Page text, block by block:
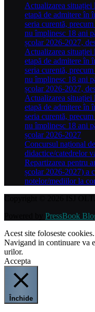
Actualizarea
etapă de admitere în
seria curentă,
nu împlinesc 18 ani
școlar 2026-2027,
Actualizarea
etapă de admitere în
seria curentă,
nu împlinesc 18 ani
școlar 2026-2027,
Actualizarea
etapă de admitere în
seria curentă,
nu împlinesc 18 ani
școlar 2026-2027
Concursul național
didactice/catedrelor
Repartizarea pentru
școlar 2026-2027) a
notelor/mediilor la
PressBook
Acest site foloseste cookies.
Navigand in continuare va
urilor.
Accepta
Închide